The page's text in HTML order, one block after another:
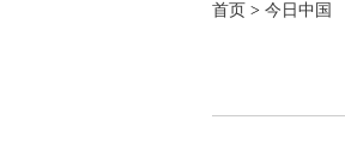
首页 > 今日中国